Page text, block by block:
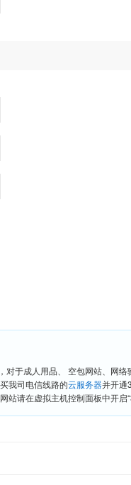
于成人用品、 空包网站、网
我司电信线路的云服务器并开通
请在虚拟主机控制面板中开启